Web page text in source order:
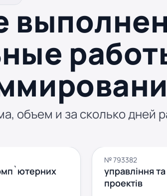
объем и за сколько дней
№ 793382
управління
проектів